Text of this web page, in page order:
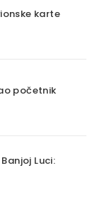
karte
početnik
Luci: